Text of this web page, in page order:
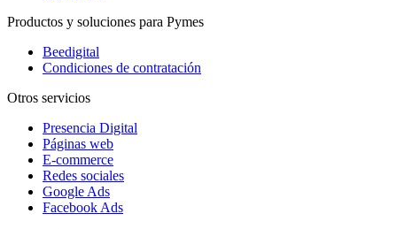
Productos y soluciones para Pymes
Beedigital
Condiciones de contratación
Otros servicios
Presencia Digital
Páginas web
E-commerce
Redes sociales
Google Ads
Facebook Ads